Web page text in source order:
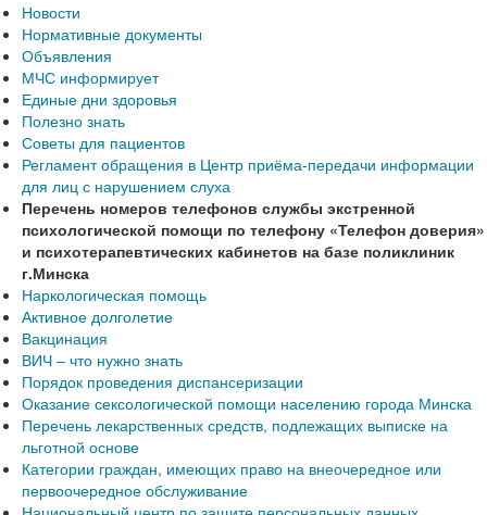
Новости
Нормативные документы
Объявления
МЧС информирует
Единые дни здоровья
Полезно знать
Советы для пациентов
Регламент обращения в Центр приёма-передачи информации
для лиц с нарушением слуха
Перечень номеров телефонов службы экстренной
психологической помощи по телефону «Телефон доверия»
и психотерапевтических кабинетов на базе поликлиник
г.Минска
Наркологическая помощь
Активное долголетие
Вакцинация
ВИЧ – что нужно знать
Порядок проведения диспансеризации
Оказание сексологической помощи населению города Минска
Перечень лекарственных средств, подлежащих выписке на
льготной основе
Категории граждан, имеющих право на внеочередное или
первоочередное обслуживание